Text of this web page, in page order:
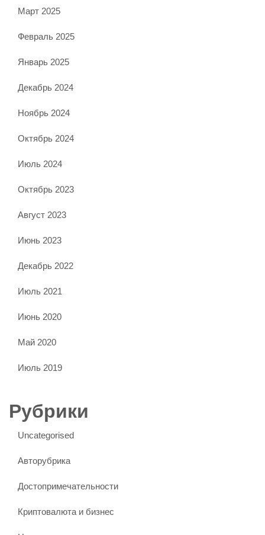
Март 2025
Февраль 2025
Январь 2025
Декабрь 2024
Ноябрь 2024
Октябрь 2024
Июль 2024
Октябрь 2023
Август 2023
Июнь 2023
Декабрь 2022
Июль 2021
Июнь 2020
Май 2020
Июль 2019
Рубрики
Uncategorised
Авторубрика
Достопримечательности
Криптовалюта и бизнес